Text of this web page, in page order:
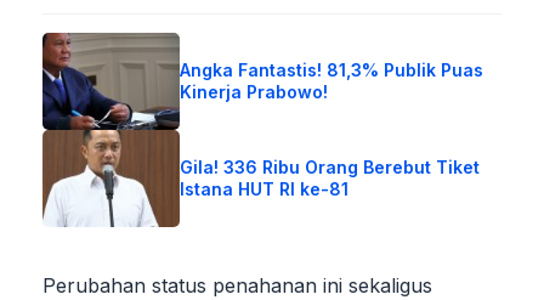
Angka Fantastis! 81,3% Publik Puas
Kinerja Prabowo!
Gila! 336 Ribu Orang Berebut Tiket
Istana HUT RI ke-81
Perubahan status penahanan ini sekaligus